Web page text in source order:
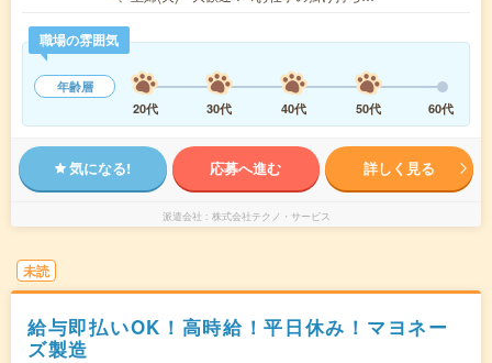
職場の雰囲気
年齢層
20代
30代 40代 50代 60代
気になる! 応募へ進む 詳しく見る
派遣会社 株式会社テクノ・サービス
未読
給与即払いOK！高時給！平日休み！マヨネー
ズ製造